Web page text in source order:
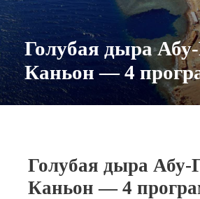
Голубая дыра
Каньон — 4
Голубая дыра Абу-
Каньон — 4